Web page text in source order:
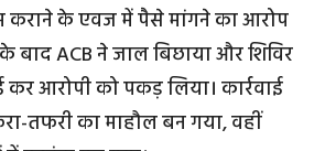
के एवज में पैसे मांगने का आरोप
बाद ACB ने जाल बिछाया और शिविर
कर आरोपी को पकड़ लिया। कार्रवाई
तफरी का माहौल बन गया, वहीं